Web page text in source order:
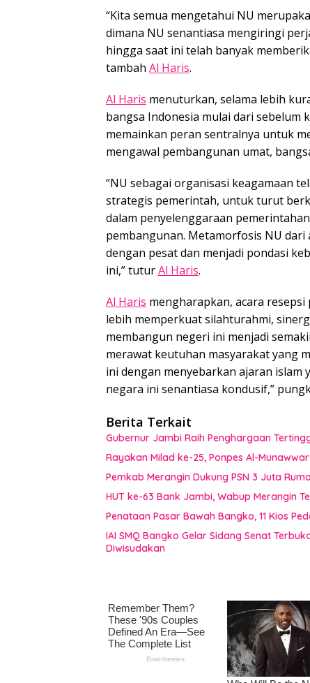
“Kita semua mengetahui NU
dimana NU senantiasa mengiringi
hingga saat ini telah banyak
tambah Al Haris.
Al Haris menuturkan, selama lebih
bangsa Indonesia mulai dari sebelum
memainkan peran sentralnya untuk
mengawal pembangunan umat,
“NU sebagai organisasi keagamaan
strategis pemerintah, untuk turut
dalam penyelenggaraan
pembangunan. Metamorfosis NU
dengan pesat dan menjadi pondasi
ini,” tuturAl Haris.
Al Haris mengharapkan, acara
lebih memperkuat silahturahmi,
membangun negeri ini menjadi
merawat keutuhan masyarakat yang
ini dengan menyebarkan ajaran islam
negara ini senantiasa kondusif,”
Berita Terkait
Gubernur Jambi Raih Penghargaan
Rayakan Milad ke-25, Ponpes Al-
Pemkab Merangin Dukung PSN 3 Juta
HUT ke-63 Bank Jambi, Wabup Merangin
Penataan Pasar Bawah Bangko, 11 Kios
IAI SMQ Bangko Gelar Sidang Senat
Diwisudakan